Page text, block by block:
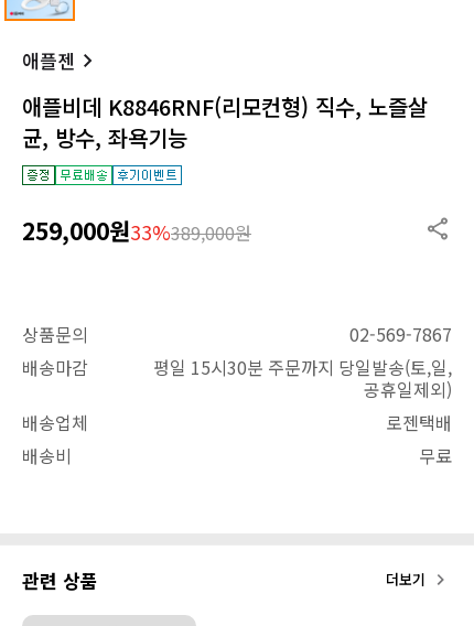
애플젠
애플비데 K8846RNF(리모컨형) 직수, 노즐살
균, 방수, 좌욕기능
259,000원33%389,000원
상품문의
02-569-7867
배송마감
평일 15시30분 주문까지 당일발송(토,일,
공휴일제외)
배송업체
로젠택배
배송비
무료
관련 상품 더보기